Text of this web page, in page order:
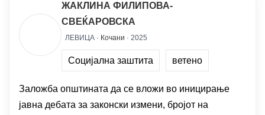
ЖАКЛИНА ФИЛИПОВА-
СВЕЌАРОВСКА
ЛЕВИЦА · Кочани · 2025
Социјална заштита ветено
Заложба општината да се вложи во иницирање
јавна дебата за законски измени, бројот на